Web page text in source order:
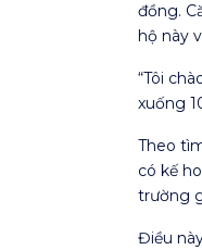
đồng.
hộ này
“Tôi
xuống
Theo
có kế
trường
Điều